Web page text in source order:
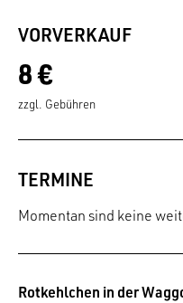
VORVERKAUF
8 €
zzgl. Gebühren
TERMINE
Momentan sind keine
Rotkehlchen in der